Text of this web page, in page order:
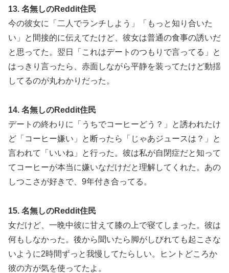
13. 名無しのReddit住民
今の彼女に「二人でランチしよう」「もっと知り合いた
い」と間接的に伝えてたけど、彼女は普通の食事の誘いだ
と思ってた。翌日「これはデートのつもりで言ってる」と
はっきり言ったら、赤面しながら平静を装ってたけど動揺
してるのが丸わかりだった。
14. 名無しのReddit住民
デートの終わりに「うちでコーヒーどう？」と誘われたけ
ど「コーヒー嫌い」と断ったら「じゃあジュースは？」と
言われて「いいね」と行った。彼は私が自閉症だと知って
てコーヒーが本当に嫌いなだけだと理解してくれた。あの
しつこさが好きで、9年付き合ってる。
15. 名無しのReddit住民
女だけど、一晩中彼に甘えて膝の上で寝てしまった。彼は
何もしなかった。後から聞いたら脚がしびれても起こさな
いように2時間ずっと我慢してたらしい。ヒントどころか
彼の方が気を使ってたよ。